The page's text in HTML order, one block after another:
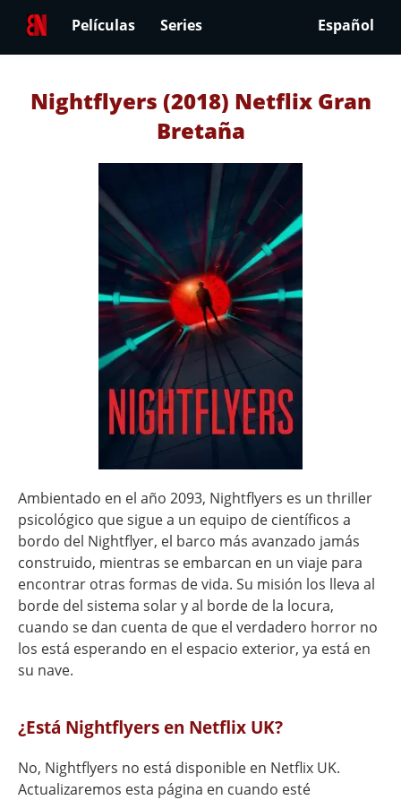
Películas Series Español
Nightflyers (2018) Netflix Gran
Bretaña
Ambientado en el año 2093, Nightflyers es un thriller
psicológico que sigue a un equipo de científicos a
bordo del Nightflyer, el barco más avanzado jamás
construido, mientras se embarcan en un viaje para
encontrar otras formas de vida. Su misión los lleva al
borde del sistema solar y al borde de la locura,
cuando se dan cuenta de que el verdadero horror no
los está esperando en el espacio exterior, ya está en
su nave.
¿Está Nightflyers en Netflix UK?
No, Nightflyers no está disponible en Netflix UK.
Actualizaremos esta página en cuando esté